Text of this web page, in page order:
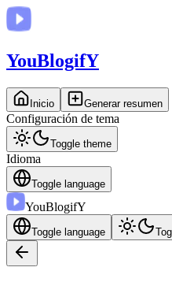
YouBlogifY
Inicio Generar resumen
Configuración de tema
Toggle theme
Idioma
Toggle language
YouBlogifY
Toggle language